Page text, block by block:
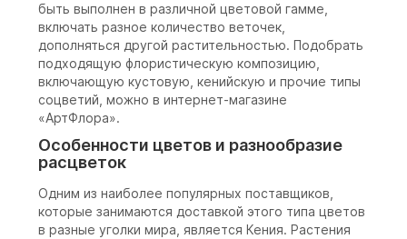
быть выполнен в различной цветовой гамме,
включать разное количество веточек,
дополняться другой растительностью. Подобрать
подходящую флористическую композицию,
включающую кустовую, кенийскую и прочие типы
соцветий, можно в интернет-магазине
«АртФлора».
Особенности цветов и разнообразие
расцветок
Одним из наиболее популярных поставщиков,
которые занимаются доставкой этого типа цветов
в разные уголки мира, является Кения. Растения